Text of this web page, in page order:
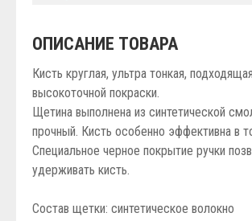
ОПИСАНИЕ ТОВАРА
Кисть круглая, ультра тонкая,
высокоточной покраски.
Щетина выполнена из синтетической
прочный. Кисть особенно эффективна в
Специальное черное покрытие ручки
удерживать кисть.
Состав щетки: синтетическое волокно